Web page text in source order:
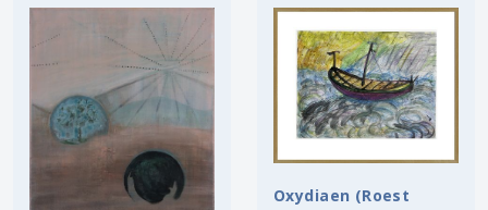
Oxydiaen (Roest